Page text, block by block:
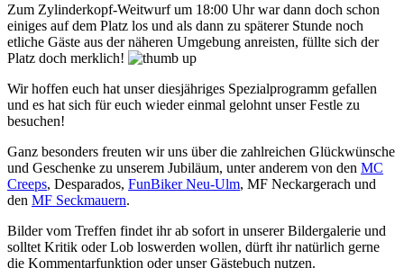
Zum Zylinderkopf-Weitwurf um 18:00 Uhr war dann doch schon
einiges auf dem Platz los und als dann zu späterer Stunde noch
etliche Gäste aus der näheren Umgebung anreisten, füllte sich der
Platz doch merklich!
Wir hoffen euch hat unser diesjähriges Spezialprogramm gefallen
und es hat sich für euch wieder einmal gelohnt unser Festle zu
besuchen!
Ganz besonders freuten wir uns über die zahlreichen Glückwünsche
und Geschenke zu unserem Jubiläum, unter anderem von den MC
Creeps, Desparados, FunBiker Neu-Ulm, MF Neckargerach und
den MF Seckmauern.
Bilder vom Treffen findet ihr ab sofort in unserer Bildergalerie und
solltet Kritik oder Lob loswerden wollen, dürft ihr natürlich gerne
die Kommentarfunktion oder unser Gästebuch nutzen.